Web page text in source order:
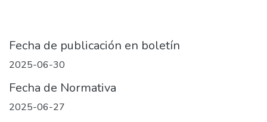
Fecha de publicación en boletín
2025-06-30
Fecha de Normativa
2025-06-27